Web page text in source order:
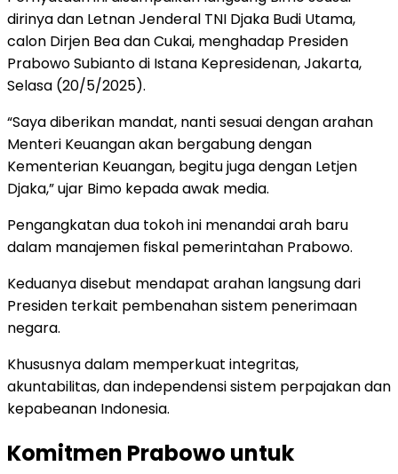
dirinya dan Letnan Jenderal TNI Djaka Budi Utama,
calon Dirjen Bea dan Cukai, menghadap Presiden
Prabowo Subianto di Istana Kepresidenan, Jakarta,
Selasa (20/5/2025).
“Saya diberikan mandat, nanti sesuai dengan arahan
Menteri Keuangan akan bergabung dengan
Kementerian Keuangan, begitu juga dengan Letjen
Djaka,” ujar Bimo kepada awak media.
Pengangkatan dua tokoh ini menandai arah baru
dalam manajemen fiskal pemerintahan Prabowo.
Keduanya disebut mendapat arahan langsung dari
Presiden terkait pembenahan sistem penerimaan
negara.
Khususnya dalam memperkuat integritas,
akuntabilitas, dan independensi sistem perpajakan dan
kepabeanan Indonesia.
Komitmen Prabowo untuk